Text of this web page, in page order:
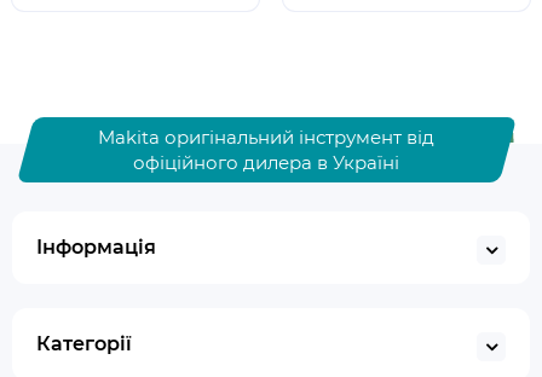
Makita оригінальний інструмент від
офіційного дилера в Україні
Інформація
Категорії